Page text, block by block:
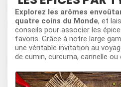
Explorez les arômes
quatre coins du Monde, et
conseils pour associer les
favoris. Grâce à notre large
une véritable invitation au
de cumin, curcuma, cannelle ou